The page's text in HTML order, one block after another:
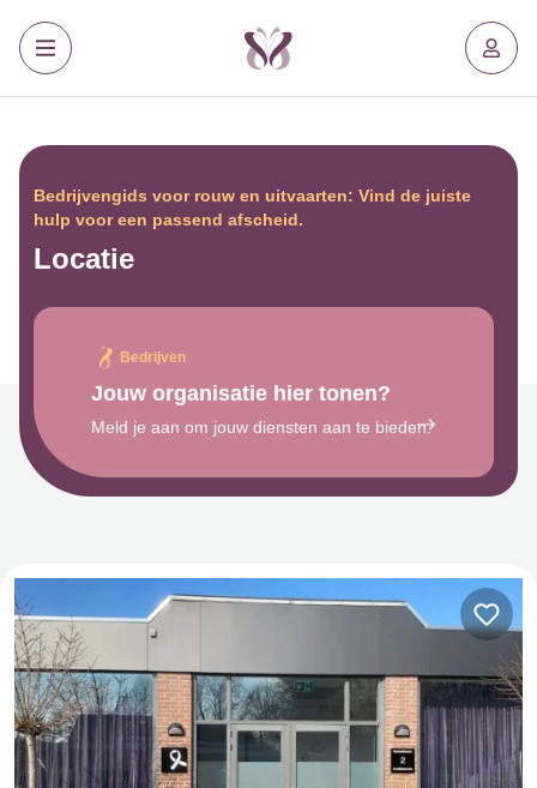
Bedrijvengids voor rouw en uitvaarten: Vind de juiste
hulp voor een passend afscheid.
Locatie
Bedrijven
Jouw organisatie hier tonen?
Meld je aan om jouw diensten aan te bieden.